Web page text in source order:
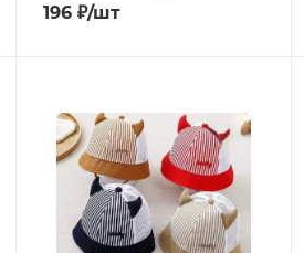
196 ₽/шт